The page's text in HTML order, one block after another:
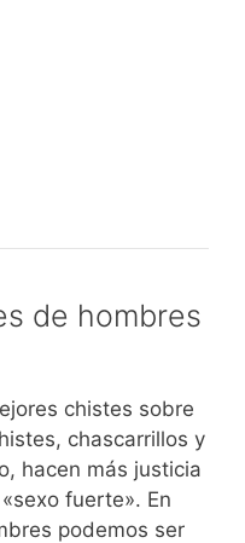
de hombres
chistes sobre
chascarrillos y
hacen más justicia
fuerte». En
podemos ser